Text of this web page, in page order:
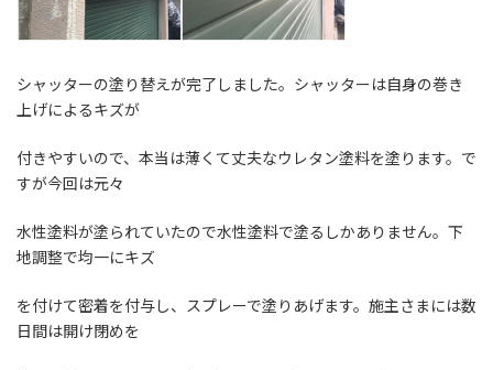
シャッターの塗り替えが完了しました。シャッターは自身の巻き
上げによるキズが
付きやすいので、本当は薄くて丈夫なウレタン塗料を塗ります。で
すが今回は元々
水性塗料が塗られていたので水性塗料で塗るしかありません。下
地調整で均一にキズ
を付けて密着を付与し、スプレーで塗りあげます。施主さまには数
日間は開け閉めを